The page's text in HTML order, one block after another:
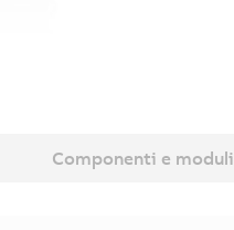
Componenti e moduli